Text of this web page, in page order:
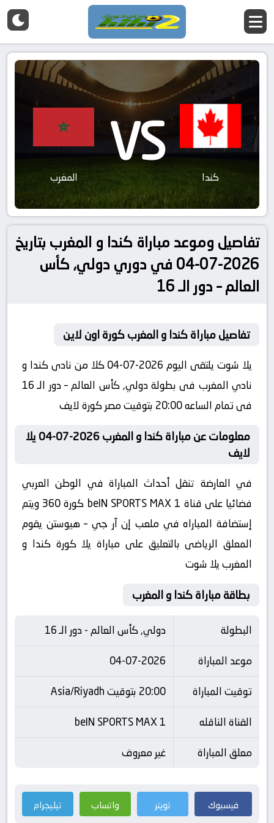
كندا VS المغرب
تفاصيل وموعد مباراة كندا و المغرب بتاريخ
2026-07-04 في دوري دولي, كأس
العالم – دور الـ 16
تفاصيل مباراة كندا و المغرب كورة اون لاين
يلا شوت يلتقى اليوم 2026-07-04 كلا من نادى كندا و
نادي المغرب فى بطولة دولي, كأس العالم – دور الـ 16
فى تمام الساعه 20:00 بتوقيت مصر كورة لايف
معلومات عن مباراة كندا و المغرب 2026-07-04 يلا
لايف
في العارضة تنقل أحداث المباراة في الوطن العربي
فضائيا على قناة beIN SPORTS MAX 1 كورة 360 ويتم
إستضافة المباراه في ملعب إن آر جي – هيوستن يقوم
المعلق الرياضى بالتعليق على مباراة يلا كورة كندا و
المغرب يلا شوت
بطاقة مباراة كندا و المغرب
البطولة
دولي, كأس العالم - دور الـ 16
موعد المباراة
04-07-2026
توقيت المباراة
20:00 بتوقيت Asia/Riyadh
القناة الناقله
beIN SPORTS MAX 1
معلق المباراة
غير معروف
فيسبوك تويتر واتساب تيليجرام